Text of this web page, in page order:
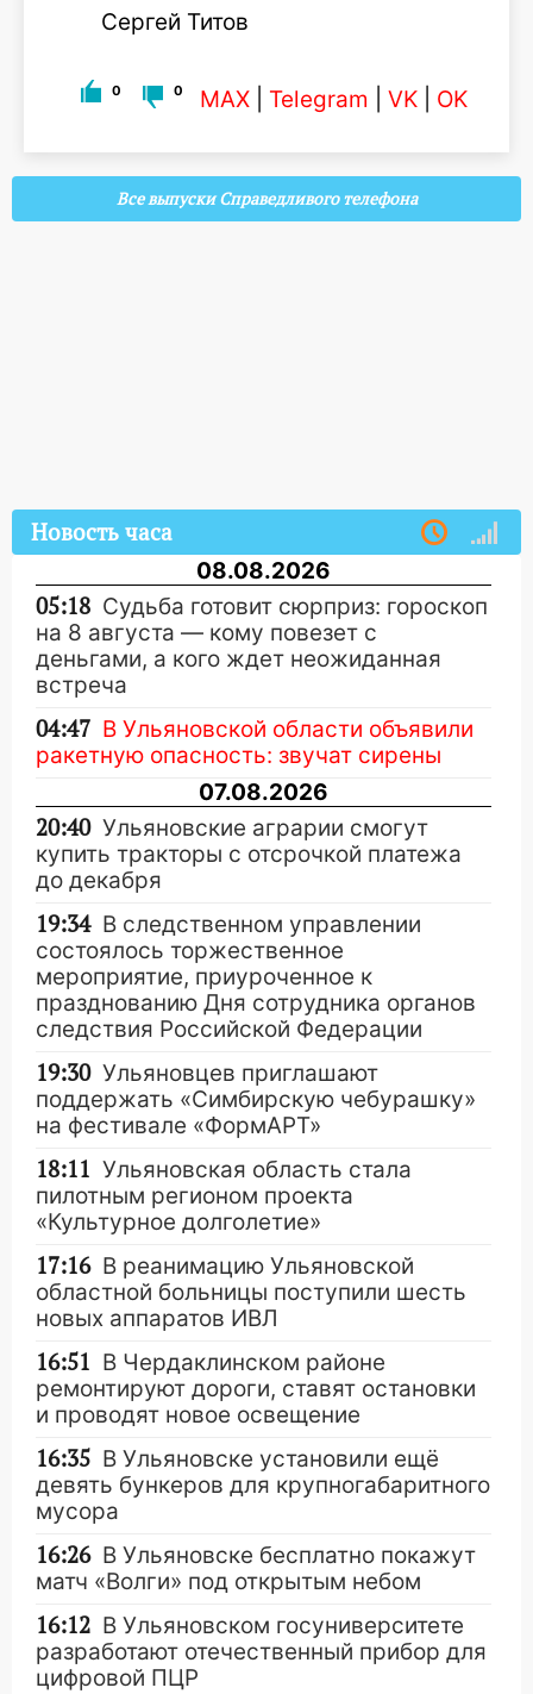
Сергей Титов
0 0 MAX Telegram VK OK
Все выпуски Справедливого телефона
Новость часа
08.08.2026
05:18 Судьба готовит сюрприз: гороскоп
на 8 августа — кому повезет с
деньгами, а кого ждет неожиданная
встреча
04:47 В Ульяновской области объявили
ракетную опасность: звучат сирены
07.08.2026
20:40 Ульяновские аграрии смогут
купить тракторы с отсрочкой платежа
до декабря
19:34 В следственном управлении
состоялось торжественное
мероприятие, приуроченное к
празднованию Дня сотрудника органов
следствия Российской Федерации
19:30 Ульяновцев приглашают
поддержать «Симбирскую чебурашку»
на фестивале «ФормАРТ»
18:11 Ульяновская область стала
пилотным регионом проекта
«Культурное долголетие»
17:16 В реанимацию Ульяновской
областной больницы поступили шесть
новых аппаратов ИВЛ
16:51 В Чердаклинском районе
ремонтируют дороги, ставят остановки
и проводят новое освещение
16:35 В Ульяновске установили ещё
девять бункеров для крупногабаритного
мусора
16:26 В Ульяновске бесплатно покажут
матч «Волги» под открытым небом
16:12 В Ульяновском госуниверситете
разработают отечественный прибор для
цифровой ПЦР